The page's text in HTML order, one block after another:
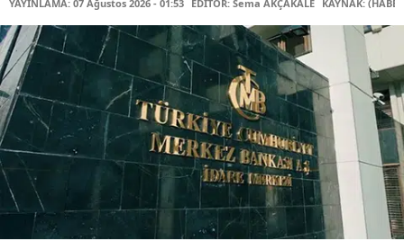
YAYINLAMA: 07 Ağustos 2026 - 01:53 EDİTÖR: Sema AKÇAKALE KAYNAK: